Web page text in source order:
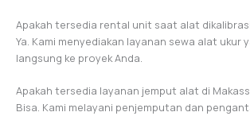
Apakah tersedia rental unit saat alat
Ya. Kami menyediakan layanan sewa alat ukur
langsung ke proyek Anda.
Apakah tersedia layanan jemput alat di
Bisa. Kami melayani penjemputan dan